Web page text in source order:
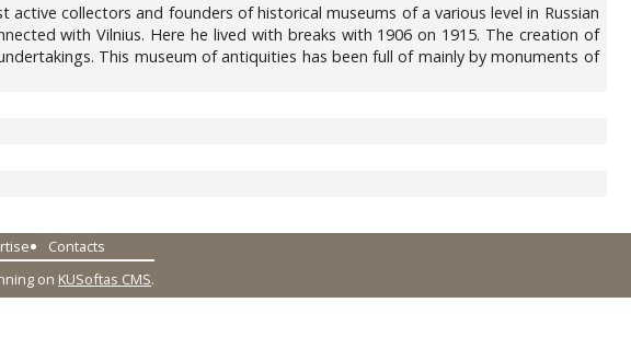
collectors and founders of historical museums of a various level in Russian
with Vilnius. Here he lived with breaks with 1906 on 1915. The creation of
This museum of antiquities has been full of mainly by monuments of
Contacts
on KUSoftas CMS.